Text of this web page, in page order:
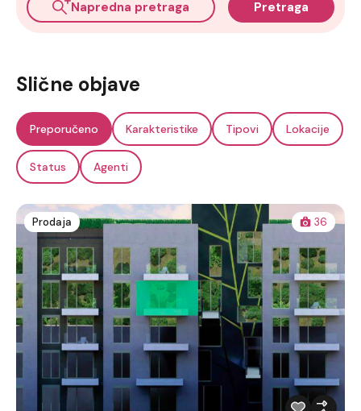
Napredna pretraga Pretraga
Slične objave
Preporučeno Karakteristike Tipovi Lokacije
Status Agenti
Prodaja 36